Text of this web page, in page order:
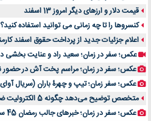
قیمت دلار و ارزهای دیگر امروز 13 اسفند
کنسروها را تا چه زمانی می توانید استفاده کنید؟
اعلام جزئیات جدید از پرداخت حقوق اسفند
عکس؛ سفر در زمان؛ سعید راد و عنایت بخشی
عکس؛ سفر در زمان؛ مراسم پخت آش در حضور
عکس؛ سفر زمان؛ تیپ و چهرۀ باران (سریال آوای
متخصص توضیح می‌دهد چگونه 5 الکترولیت ضروری را از غذاهای طبیعی دریافت کنید
عکس؛ سفر در زمان؛ خبرهای جالب رمضان 45 سال قبل کشور را ببینید و بخوانید!